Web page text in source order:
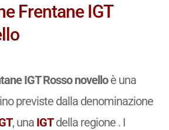
Frentane IGT
IGT Rosso novelloè una
previste dalla denominazione
, una IGTdella regione . I